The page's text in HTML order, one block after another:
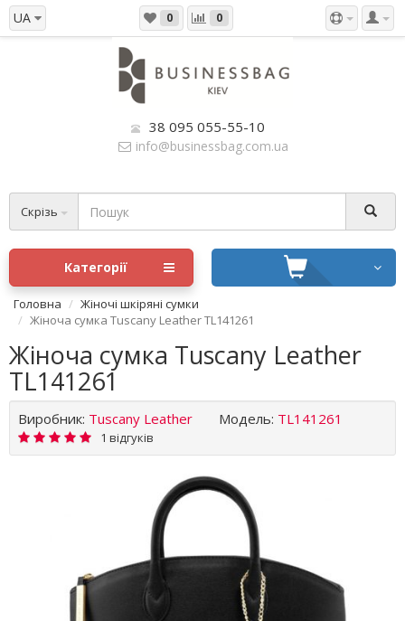
UA 0 0
38 095 055-55-10
info@businessbag.com.ua
Скрізь
Категорії
Головна
Жіночі шкіряні сумки
Жіноча сумка Tuscany Leather TL141261
Жіноча сумка Tuscany Leather
TL141261
Виробник: Tuscany Leather Модель: TL141261
1 відгуків